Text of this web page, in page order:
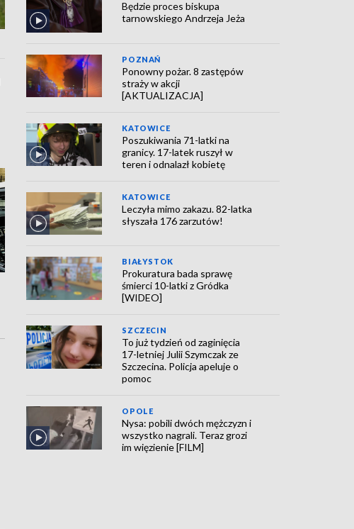
Będzie proces biskupa
tarnowskiego Andrzeja Jeża
POZNAŃ
Ponowny pożar. 8 zastępów
straży w akcji
[AKTUALIZACJA]
KATOWICE
Poszukiwania 71-latki na
granicy. 17-latek ruszył w
teren i odnalazł kobietę
KATOWICE
Leczyła mimo zakazu. 82-latka
słyszała 176 zarzutów!
BIAŁYSTOK
Prokuratura bada sprawę
śmierci 10-latki z Gródka
[WIDEO]
SZCZECIN
To już tydzień od zaginięcia
17-letniej Julii Szymczak ze
Szczecina. Policja apeluje o
pomoc
OPOLE
Nysa: pobili dwóch mężczyzn i
wszystko nagrali. Teraz grozi
im więzienie [FILM]